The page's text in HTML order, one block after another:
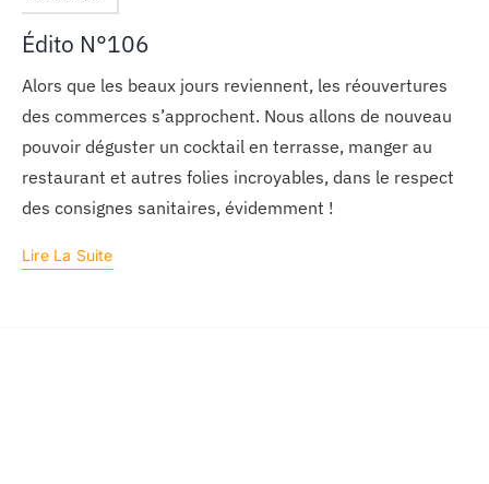
Édito N°106
Alors que les beaux jours reviennent, les réouvertures
des commerces s’approchent. Nous allons de nouveau
pouvoir déguster un cocktail en terrasse, manger au
restaurant et autres folies incroyables, dans le respect
des consignes sanitaires, évidemment !
Lire La Suite